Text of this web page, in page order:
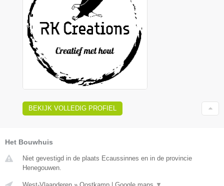
BEKIJK VOLLEDIG PROFIEL
Het Bouwhuis
Niet gevestigd in de plaats Ecaussinnes en in de provincie
Henegouwen.